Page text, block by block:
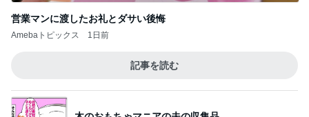
営業マンに渡したお礼とダサい後悔
Amebaトピックス 1日前
記事を読む